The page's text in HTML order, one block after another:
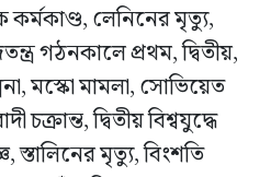
কর্মকাণ্ড, লেনিনের মৃত্যু,
গঠনকালে প্রথম, দ্বিতীয়,
মস্কো মামলা, সোভিয়েত
চক্রান্ত, দ্বিতীয় বিশ্বযুদ্ধে
স্তালিনের মৃত্যু, বিংশতি